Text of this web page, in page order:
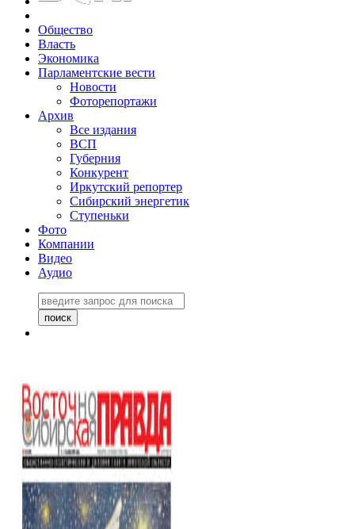
Общество
Власть
Экономика
Парламентские вести
Новости
Фоторепортажи
Архив
Все издания
ВСП
Губерния
Конкурент
Иркутский репортер
Сибирский энергетик
Ступеньки
Фото
Компании
Видео
Аудио